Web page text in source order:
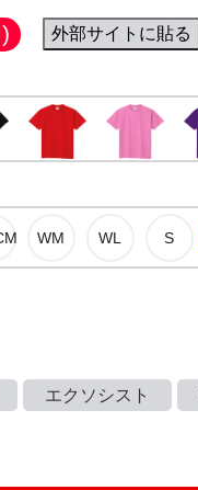
外部サイトに貼る
エクソシスト